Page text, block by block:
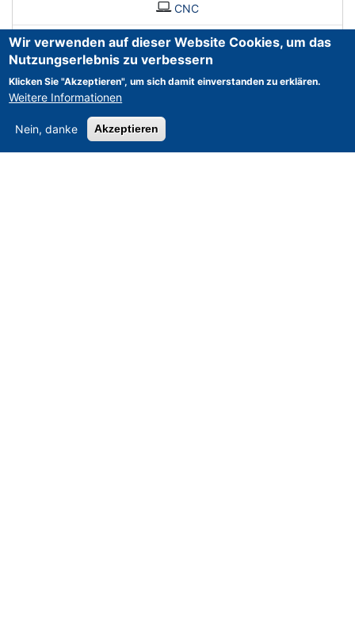
CNC
Wir verwenden auf dieser Website Cookies, um das
Nutzungserlebnis zu verbessern
Klicken Sie "Akzeptieren", um sich damit einverstanden zu erklären.
Weitere Informationen
Nein, danke Akzeptieren